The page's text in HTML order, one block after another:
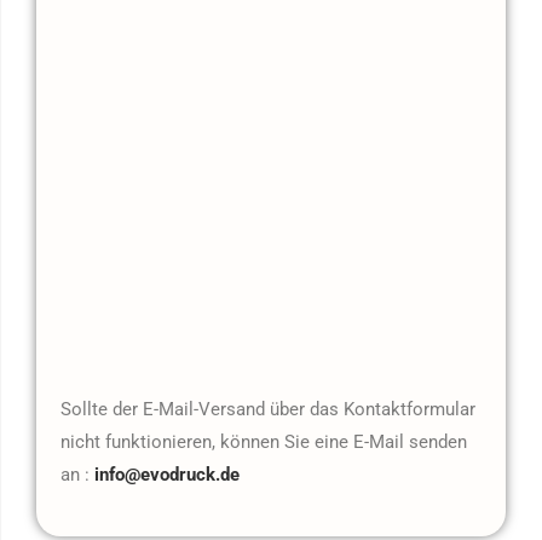
Sollte der E-Mail-Versand über das Kontaktformular
nicht funktionieren, können Sie eine E-Mail senden
an : info@evodruck.de